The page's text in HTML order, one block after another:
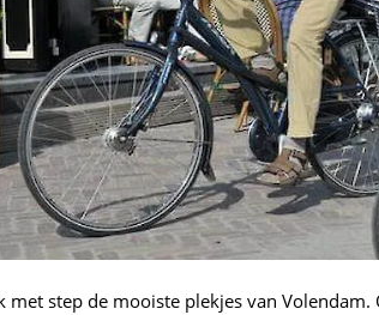
met step de mooiste plekjes van